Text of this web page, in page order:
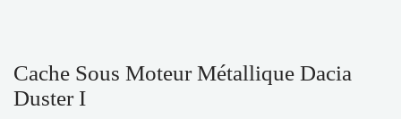
Cache Sous Moteur Métallique Dacia
Duster I